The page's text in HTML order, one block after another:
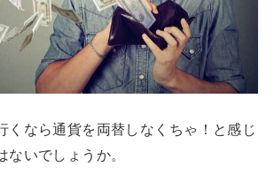
くなら通貨を両替しなくちゃ！と感じ
ないでしょうか。